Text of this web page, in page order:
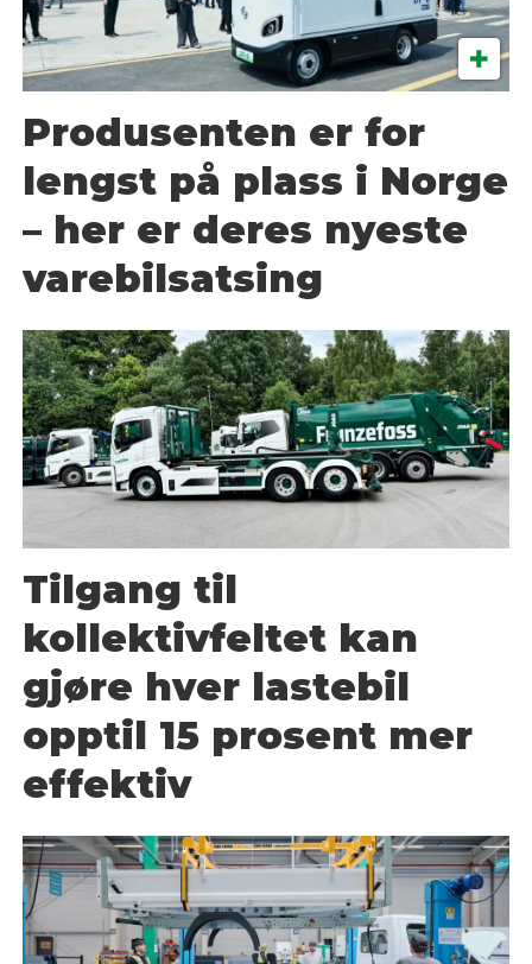
Produsenten er for
lengst på plass i Norge
– her er deres nyeste
varebilsatsing
Tilgang til
kollektivfeltet kan
gjøre hver lastebil
opptil 15 prosent mer
effektiv